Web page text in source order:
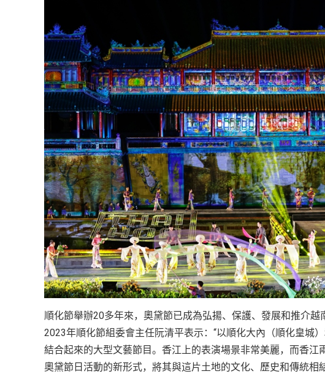
順化節舉辦20多年來，奧黛節已成為弘揚、保護、發展和推介
2023年順化節組委會主任阮清平表示：“以順化大內（順化皇城
結合起來的大型文藝節目。香江上的表演場景非常美麗，而香
奧黛節日活動的新形式，將其與這片土地的文化、歷史和傳統相結